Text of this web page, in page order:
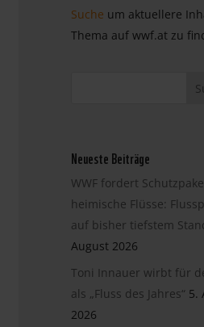
Suche um aktuellere
Thema auf wwf.at zu
Neueste Beiträge
WWF fordert
heimische Flüsse:
auf bisher tiefstem
August 2026
Toni Innauer wirbt für
als „Fluss des Jahres“ 5.
2026